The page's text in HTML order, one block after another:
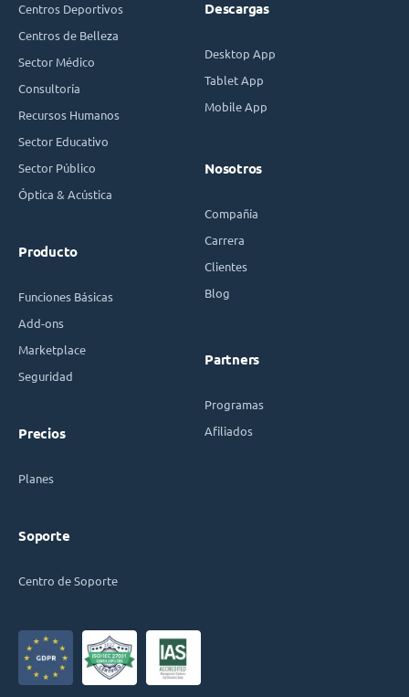
Centros Deportivos
Centros de Belleza
Sector Médico
Consultoría
Recursos Humanos
Sector Educativo
Sector Público
Óptica & Acústica
Producto
Funciones Básicas
Add-ons
Marketplace
Seguridad
Precios
Planes
Soporte
Centro de Soporte
Descargas
Desktop App
Tablet App
Mobile App
Nosotros
Compañía
Carrera
Clientes
Blog
Partners
Programas
Afiliados